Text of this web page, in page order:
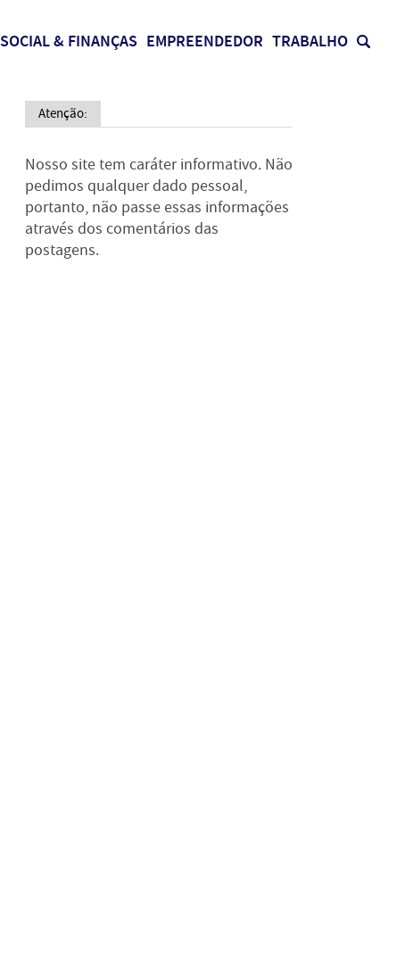
SOCIAL & FINANÇAS EMPREENDEDOR TRABALHO
Atenção:
Nosso site tem caráter informativo. Não
pedimos qualquer dado pessoal,
portanto, não passe essas informações
através dos comentários das
postagens.